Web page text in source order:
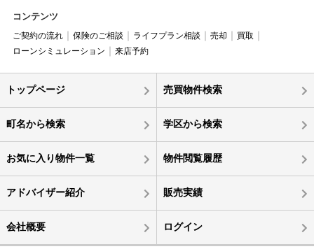
コンテンツ
ご契約の流れ 保険のご相談 ライフプラン相談 売却
買取
ローンシミュレーション
来店予約
トップページ 売買物件検索
町名から検索 学区から検索
お気に入り物件一覧 物件閲覧履歴
アドバイザー紹介 販売実績
会社概要 ログイン